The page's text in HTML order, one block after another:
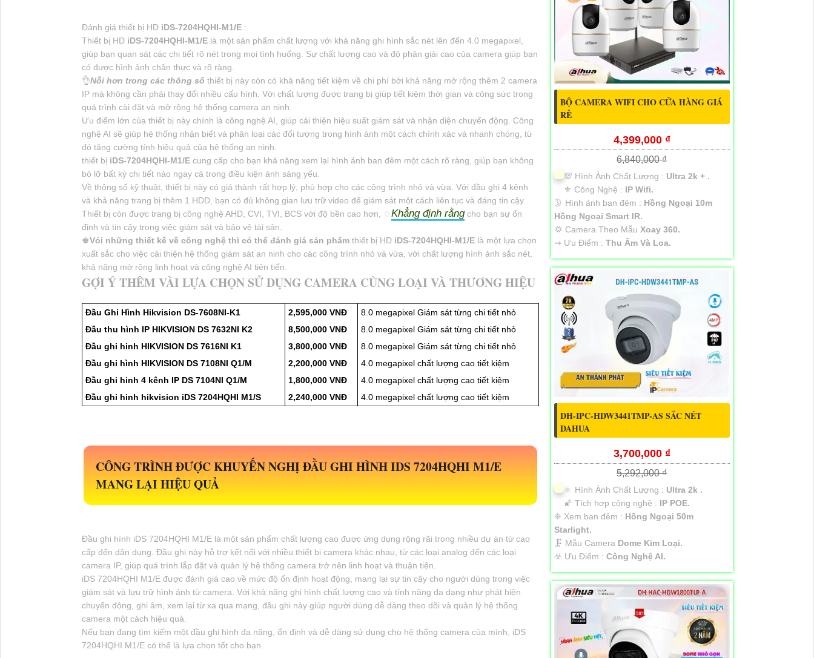
Đánh giá thiết bị HD iDS-7204HQHI-M1/E :
Thiết bị HD iDS-7204HQHI-M1/E là một sản phẩm chất lượng với khả năng ghi hình sắc nét lên đến 4.0 megapixel,
giúp bạn quan sát các chi tiết rõ nét trong mọi tình huống. Sự chất lượng cao và độ phân giải cao của camera giúp bạn
có được hình ảnh chân thực và rõ ràng.
👌Nỗi hơn trong các thông sốthiết bị này còn có khả năng tiết kiệm về chi phí bởi khả năng mở rộng thêm 2 camera
IP mà không cần phải thay đổi nhiều cấu hình. Với chất lượng được trang bị giúp tiết kiệm thời gian và công sức trong
quá trình cài đặt và mở rộng hệ thống camera an ninh.
Ưu điểm lớn của thiết bị này chính là công nghệ AI, giúp cải thiện hiệu suất giám sát và nhận diện chuyển động. Công
nghệ AI sẽ giúp hệ thống nhận biết và phân loại các đối tượng trong hình ảnh một cách chính xác và nhanh chóng, từ
đó tăng cường tính hiệu quả của hệ thống an ninh.
thiết bị iDS-7204HQHI-M1/E cung cấp cho bạn khả năng xem lại hình ảnh ban đêm một cách rõ ràng, giúp bạn không
bỏ lỡ bất kỳ chi tiết nào ngay cả trong điều kiện ánh sáng yếu.
Về thông số kỹ thuật, thiết bị này có giá thành rất hợp lý, phù hợp cho các công trình nhỏ và vừa. Với đầu ghi 4 kênh
và khả năng trang bị thêm 1 HDD, bạn có đủ không gian lưu trữ video để giám sát một cách liên tục và đáng tin cậy.
Thiết bị còn được trang bị công nghệ AHD, CVI, TVI, BCS với độ bền cao hơn, ♢Khẳng định rằngcho bạn sự ổn
định và tin cậy trong việc giám sát và bảo vệ tài sản.
♚Vói những thiết kế về công nghệ thì có thể đánh giá sản phẩm thiết bị HD iDS-7204HQHI-M1/E là một lựa chọn
xuất sắc cho việc cải thiện hệ thống giám sát an ninh cho các công trình nhỏ và vừa, với chất lượng hình ảnh sắc nét,
khả năng mở rộng linh hoạt và công nghệ AI tiên tiến.
GỢI Ý THÊM VÀI LỰA CHỌN SỬ DỤNG CAMERA CÙNG LOẠI VÀ THƯƠNG HIỆU
Đầu Ghi Hình Hikvision DS-7608NI-K1 2,595,000 VNĐ
8.0 megapixel Giám sát từng chi tiết nhỏ
Đầu thu hình IP HIKVISION DS 7632NI K2
8,500,000 VNĐ
8.0 megapixel Giám sát từng chi tiết nhỏ
Đầu ghi hinh HIKVISION DS 7616NI K1
3,800,000 VNĐ
8.0 megapixel Giám sát từng chi tiết nhỏ
Đầu ghi hình HIKVISION DS 7108NI Q1/M
2,200,000 VNĐ
4.0 megapixel chất lượng cao tiết kiệm
Đầu ghi hinh 4 kênh IP DS 7104NI Q1/M
1,800,000 VNĐ
4.0 megapixel chất lượng cao tiết kiệm
Đầu ghi hinh hikvision iDS 7204HQHI M1/S
2,240,000 VNĐ 4.0 megapixel chất lượng cao tiết kiệm
CÔNG TRÌNH ĐƯỢC KHUYẾN NGHỊ ĐẦU GHI HÌNH IDS 7204HQHI M1/E
MANG LẠI HIỆU QUẢ
Đầu ghi hình iDS 7204HQHI M1/E là một sản phẩm chất lượng cao được ứng dụng rộng rãi trong nhiều dự án từ cao
cấp đến dân dụng. Đầu ghi này hỗ trợ kết nối với nhiều thiết bị camera khác nhau, từ các loại analog đến các loại
camera IP, giúp quá trình lắp đặt và quản lý hệ thống camera trở nên linh hoạt và thuận tiện.
iDS 7204HQHI M1/E được đánh giá cao về mức độ ổn định hoạt động, mang lại sự tin cậy cho người dùng trong việc
giám sát và lưu trữ hình ảnh từ camera. Với khả năng ghi hình chất lượng cao và tính năng đa dạng như phát hiện
chuyển động, ghi âm, xem lại từ xa qua mạng, đầu ghi này giúp người dùng dễ dàng theo dõi và quản lý hệ thống
camera một cách hiệu quả.
Nếu bạn đang tìm kiếm một đầu ghi hình đa năng, ổn định và dễ dàng sử dụng cho hệ thống camera của mình, iDS
7204HQHI M1/E có thể là lựa chọn tốt cho bạn.
BỘ CAMERA WIFI CHO CỬA HÀNG GIÁ
RẺ
4,399,000 ₫
6,840,000 ₫
💯 Hình Ành Chất Lượng : Ultra 2k + .
⚜️ Công Nghệ : IP Wifi.
🌛 Hình ảnh ban đêm : Hồng Ngoại 10m
Hồng Ngoại Smart IR.
💢 Camera Theo Mẫu Xoay 360.
️⇝ Ưu Điểm : Thu Âm Và Loa.
DH-IPC-HDW3441TMP-AS SẮC NÉT
DAHUA
3,700,000 ₫
5,292,000 ₫
🔅 Hình Ành Chất Lượng : Ultra 2k .
🌠 Tích hợp công nghệ : IP POE.
❈ Xem ban đêm : Hồng Ngoại 50m
Starlight.
🗜️ Mẫu Camera Dome Kim Loại.
️☣️ Ưu Điểm : Công Nghệ AI.